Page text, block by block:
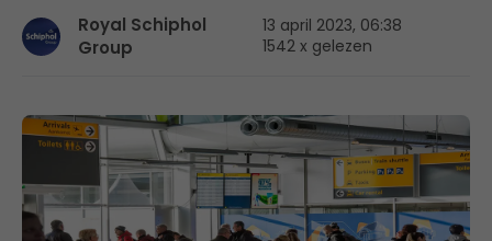
Royal Schiphol
Group
13 april 2023, 06:38
1542 x gelezen